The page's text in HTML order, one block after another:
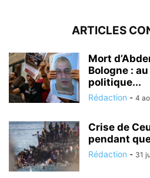
ARTICLES
Mort
Bologne :
politique...
Rédaction - 4
Crise de
pendant
Rédaction - 31